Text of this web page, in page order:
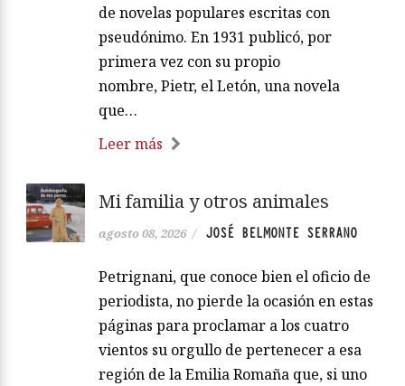
de novelas populares escritas con
pseudónimo. En 1931 publicó, por
primera vez con su propio
nombre, Pietr, el Letón, una novela
que…
Leer más
Mi familia y otros animales
agosto 08, 2026 / JOSÉ BELMONTE SERRANO
Petrignani, que conoce bien el oficio de
periodista, no pierde la ocasión en estas
páginas para proclamar a los cuatro
vientos su orgullo de pertenecer a esa
región de la Emilia Romaña que, si uno